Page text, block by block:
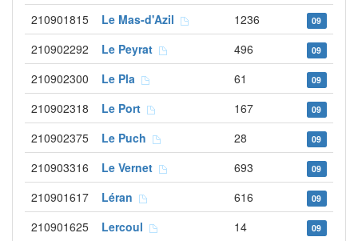
210901815 Le Mas-d'Azil 1236 09
210902292 Le Peyrat 496 09
210902300 Le Pla 61 09
210902318 Le Port 167 09
210902375 Le Puch 28 09
210903316 Le Vernet 693 09
210901617 Léran 616 09
210901625 Lercoul 14 09